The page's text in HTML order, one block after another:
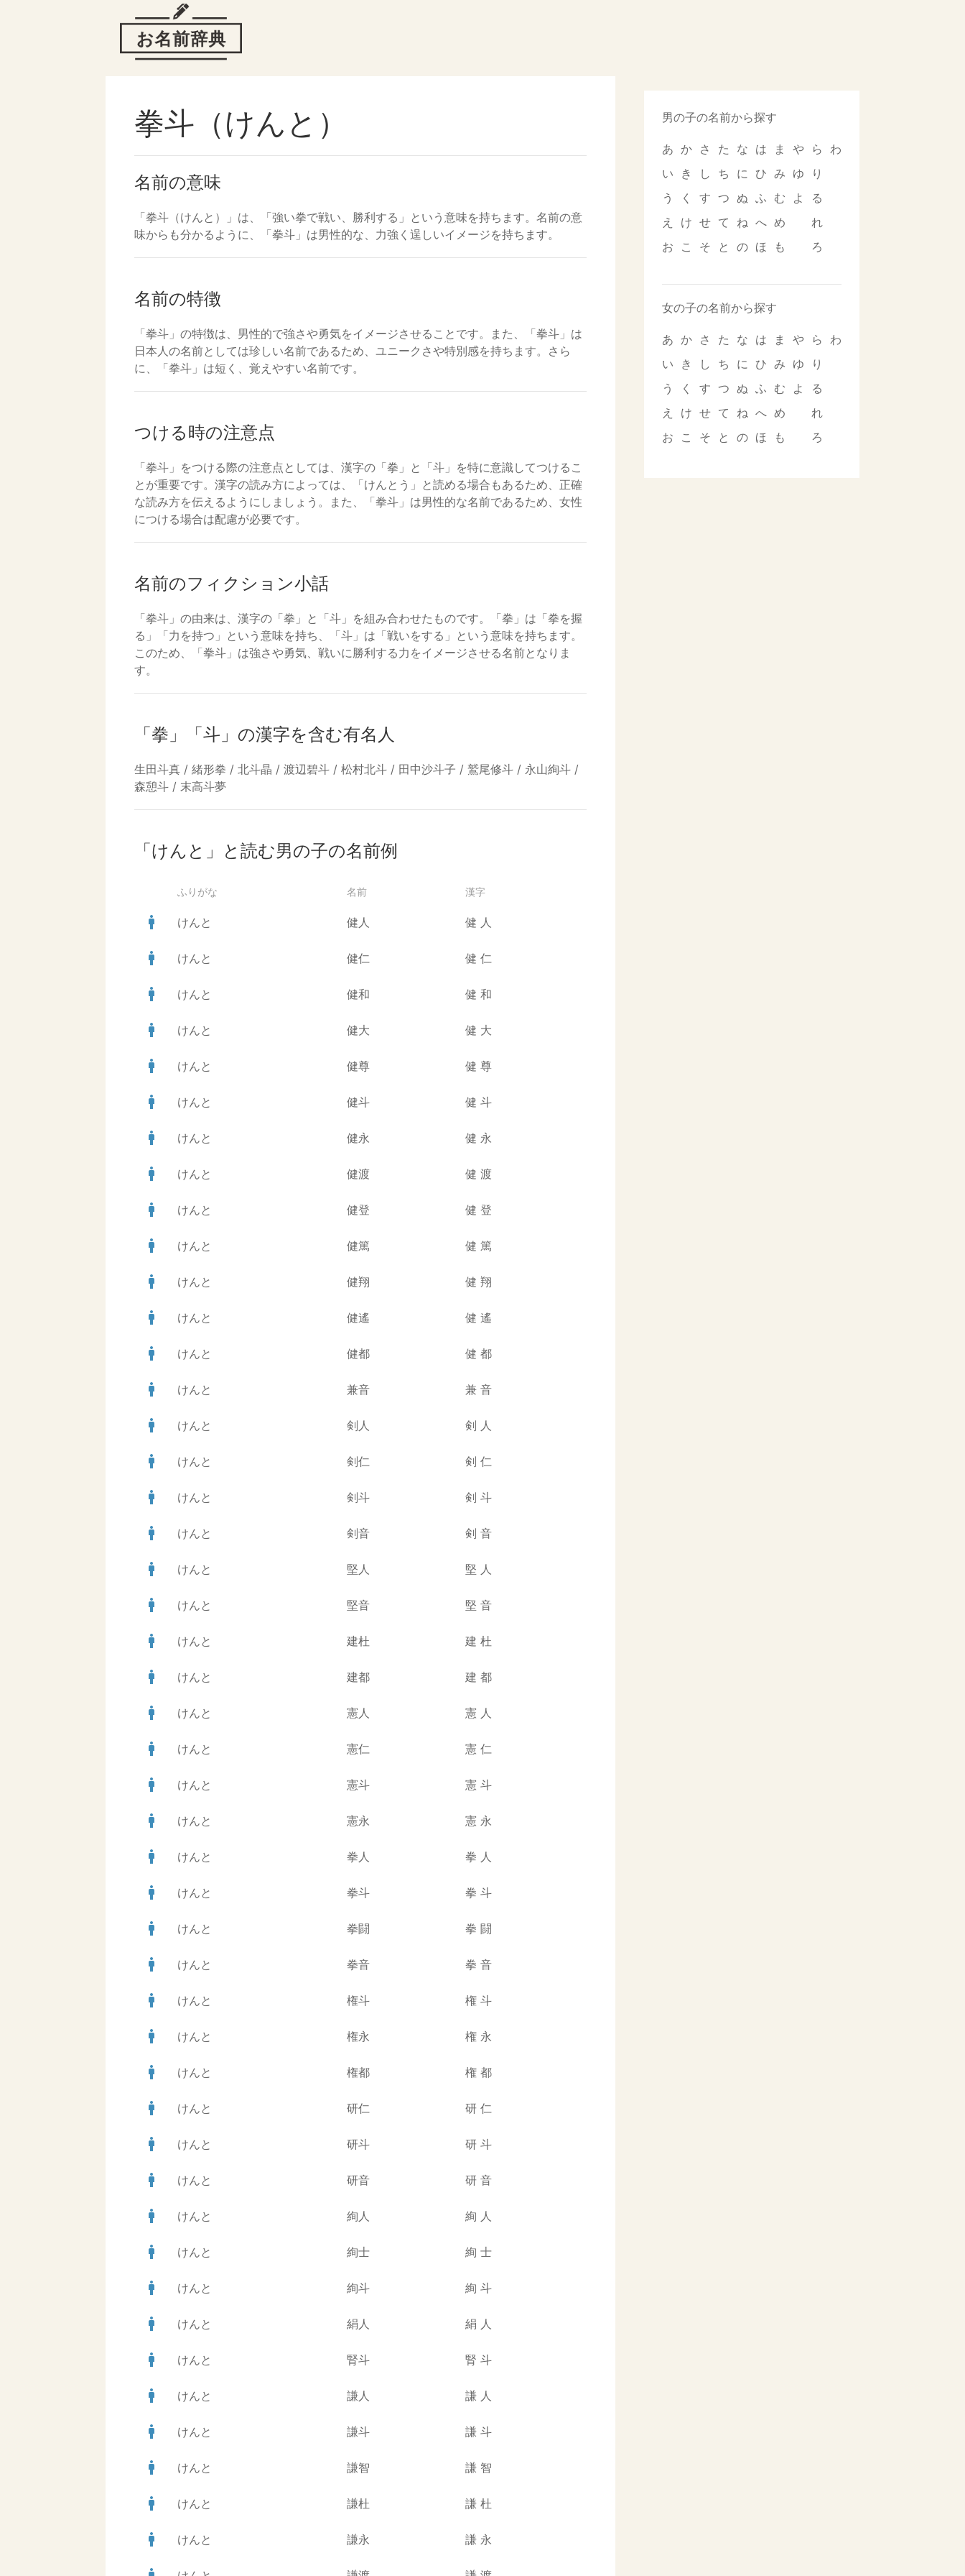
拳斗（けんと）
名前の意味
「拳斗（けんと）」は、「強い拳で戦い、勝利する」という意味を持ちます。名前の意
味からも分かるように、「拳斗」は男性的な、力強く逞しいイメージを持ちます。
名前の特徴
「拳斗」の特徴は、男性的で強さや勇気をイメージさせることです。また、「拳斗」は
日本人の名前としては珍しい名前であるため、ユニークさや特別感を持ちます。さら
に、「拳斗」は短く、覚えやすい名前です。
つける時の注意点
「拳斗」をつける際の注意点としては、漢字の「拳」と「斗」を特に意識してつけるこ
とが重要です。漢字の読み方によっては、「けんとう」と読める場合もあるため、正確
な読み方を伝えるようにしましょう。また、「拳斗」は男性的な名前であるため、女性
につける場合は配慮が必要です。
名前のフィクション小話
「拳斗」の由来は、漢字の「拳」と「斗」を組み合わせたものです。「拳」は「拳を握
る」「力を持つ」という意味を持ち、「斗」は「戦いをする」という意味を持ちます。
このため、「拳斗」は強さや勇気、戦いに勝利する力をイメージさせる名前となりま
す。
「拳」「斗」の漢字を含む有名人
生田斗真 / 緒形拳 / 北斗晶 / 渡辺碧斗 / 松村北斗 / 田中沙斗子 / 鷲尾修斗 / 永山絢斗 /
森憩斗 / 末高斗夢
「けんと」と読む男の子の名前例
ふりがな 名前 漢字
man けんと 健人 健 人
man けんと 健仁 健 仁
man けんと 健和 健 和
man けんと 健大 健 大
man けんと 健尊 健 尊
man けんと 健斗 健 斗
man けんと 健永 健 永
man けんと 健渡 健 渡
man けんと 健登 健 登
man けんと 健篤 健 篤
man けんと 健翔 健 翔
man けんと 健遙 健 遙
man けんと 健都 健 都
man けんと 兼音 兼 音
man けんと 剣人 剣 人
man けんと 剣仁 剣 仁
man けんと 剣斗 剣 斗
man けんと 剣音 剣 音
man けんと 堅人 堅 人
man けんと 堅音 堅 音
man けんと 建杜 建 杜
man けんと 建都 建 都
man けんと 憲人 憲 人
man けんと 憲仁 憲 仁
man けんと 憲斗 憲 斗
man けんと 憲永 憲 永
man けんと 拳人 拳 人
man けんと 拳斗 拳 斗
man けんと 拳闘 拳 闘
man けんと 拳音 拳 音
man けんと 権斗 権 斗
man けんと 権永 権 永
man けんと 権都 権 都
man けんと 研仁 研 仁
man けんと 研斗 研 斗
man けんと 研音 研 音
man けんと 絢人 絢 人
man けんと 絢士 絢 士
man けんと 絢斗 絢 斗
man けんと 絹人 絹 人
man けんと 腎斗 腎 斗
man けんと 謙人 謙 人
man けんと 謙斗 謙 斗
man けんと 謙智 謙 智
man けんと 謙杜 謙 杜
man けんと 謙永 謙 永
男の子の名前から探す
あ
い
う
え
お
か
き
く
け
こ
さ
し
す
せ
そ
た
ち
つ
て
と
な
に
ぬ
ね
の
は
ひ
ふ
へ
ほ
ま
み
む
め
も
や
ゆ
よ
ら
り
る
れ
ろ
わ
女の子の名前から探す
あ
い
う
え
お
か
き
く
け
こ
さ
し
す
せ
そ
た
ち
つ
て
と
な
に
ぬ
ね
の
は
ひ
ふ
へ
ほ
ま
み
む
め
も
や
ゆ
よ
ら
り
る
れ
ろ
わ